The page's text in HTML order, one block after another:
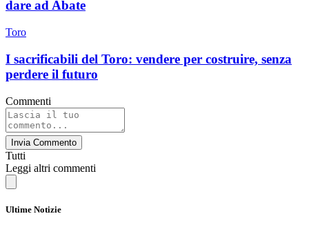
dare ad Abate
Toro
I sacrificabili del Toro: vendere per costruire, senza
perdere il futuro
Commenti
Invia Commento
Tutti
Leggi altri commenti
Ultime Notizie